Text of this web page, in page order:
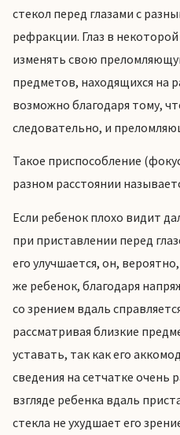
стекол перед глазами с
рефракции. Глаз в
изменять свою
предметов, находящихся на
возможно благодаря тому,
следовательно, и
Такое приспособление
разном расстоянии
Если ребенок плохо видит
при приставлении перед
его улучшается, он,
же ребенок, благодаря
со зрением вдаль
рассматривая близкие
уставать, так как его
сведения на сетчатке очень
взгляде ребенка вдаль
стекла не ухудшает его